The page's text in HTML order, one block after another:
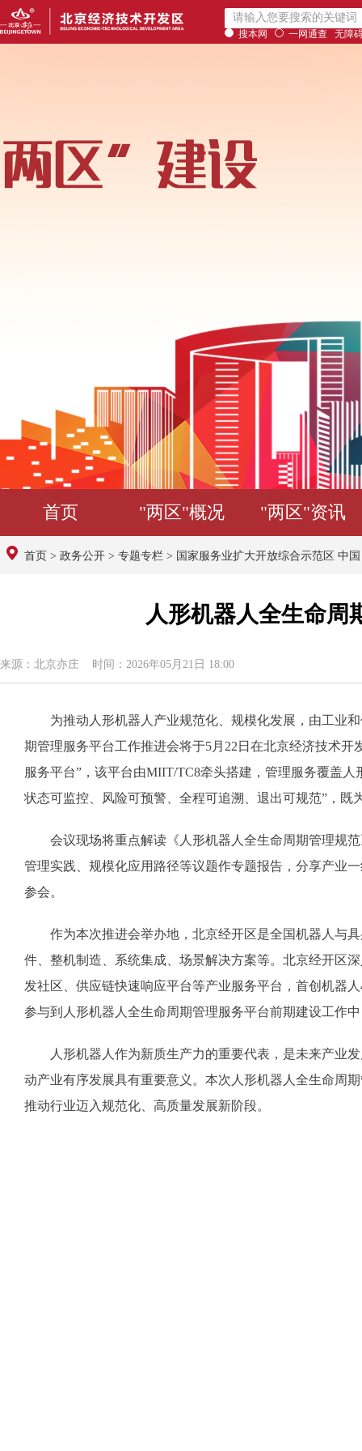
搜本网 一网通查 无障
首页 "两区"概况 "两区"资讯
首页 > 政务公开 > 专题专栏 > 国家服务业扩大开放综合示范区 中
人形机器人全生命周
来源：北京亦庄 时间：2026年05月21日 18:00
为推动人形机器人产业规范化、规模化发展，由工业和
期管理服务平台工作推进会将于5月22日在北京经济技术
服务平台”，该平台由MIIT/TC8牵头搭建，管理服务覆
状态可监控、风险可预警、全程可追溯、退出可规范”，
会议现场将重点解读《人形机器人全生命周期管理规范
管理实践、规模化应用路径等议题作专题报告，分享产业
参会。
作为本次推进会举办地，北京经开区是全国机器人与具
件、整机制造、系统集成、场景解决方案等。北京经开区
发社区、供应链快速响应平台等产业服务平台，首创机器
参与到人形机器人全生命周期管理服务平台前期建设工作
人形机器人作为新质生产力的重要代表，是未来产业发
动产业有序发展具有重要意义。本次人形机器人全生命周
推动行业迈入规范化、高质量发展新阶段。